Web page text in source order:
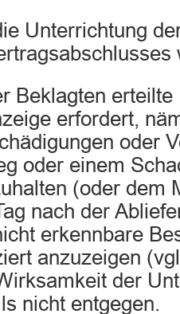
Unterrichtung
Beklagten
erfordert,
oder
oder einem
(oder dem
nach der
erkennbare
anzuzeigen
der
nicht entgegen.